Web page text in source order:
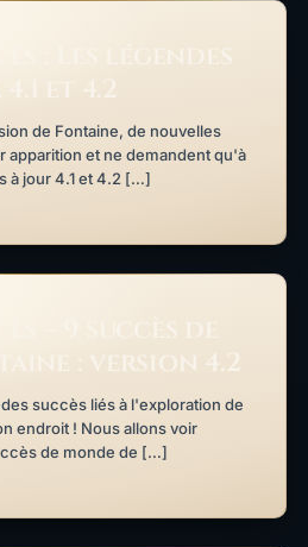
et 4.2
de Fontaine, de nouvelles
apparition et ne demandent qu'à
à jour 4.1 et 4.2 […]
locales de la 4.1 et 4.2
: version 4.2
succès liés à l'exploration de
endroit ! Nous allons voir
de monde de […]
de monde à Fontaine : version 4.2